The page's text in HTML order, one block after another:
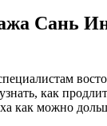
Сань
как
как можно